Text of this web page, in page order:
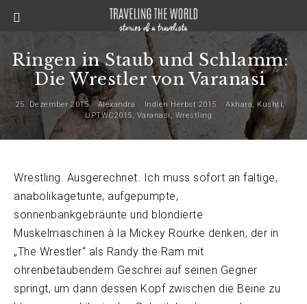
Ringen in Staub und Schlamm:
Die Wrestler von Varanasi
25. Dezember 2015 Alexandra Indien Herbst 2015 Akhara, Kushti
UPTWC2015
Varanasi, Wrestling
Wrestling. Ausgerechnet. Ich muss sofort an faltige,
anabolikagetunte, aufgepumpte,
sonnenbankgebräunte und blondierte
Muskelmaschinen à la Mickey Rourke denken, der in
„The Wrestler“ als Randy the Ram mit
ohrenbetäubendem Geschrei auf seinen Gegner
springt, um dann dessen Kopf zwischen die Beine zu